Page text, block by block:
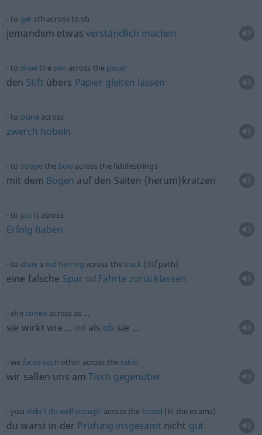
to get sth across to sb
jemandem etwas verständlich machen
to drawthe pen across the paper
den Stift übers Papier gleiten lassen
to plane across
zwerch hobeln
to scrapethe bow across the fiddlestrings
mit dem Bogen auf den Saiten (herum)kratzen
to put it across
Erfolg haben
to draw a red herring across thetrack(od path)
eine falsche Spur od Fährte zurücklassen
she comes across as …
sie wirkt wie … od als ob sie …
we faced each other across thetable
wir saßen uns amTisch gegenüber
you didn’t do well enough across the board (in the exams)
du warst in der Prüfung insgesamt nicht gut